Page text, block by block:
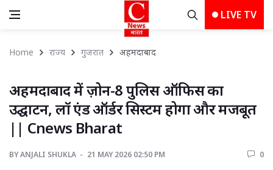
LIVE TV
Home राज्य गुजरात अहमदाबाद
अहमदाबाद में ज़ोन-8 पुलिस ऑफिस का
उद्घाटन, लॉ एंड ऑर्डर सिस्टम होगा और मजबूत
|| Cnews Bharat
BYANJALI SHUKLA 21 MAY 2026 02:50 PM 0